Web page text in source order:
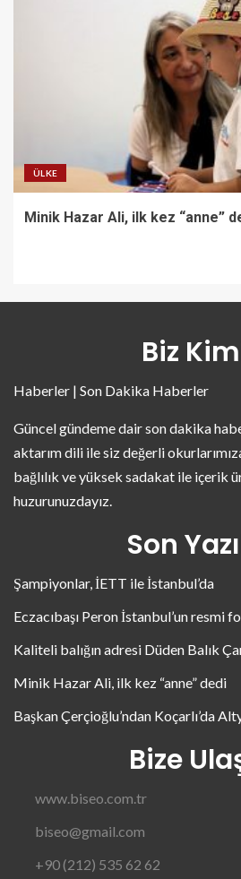
ÜLKE
Minik Hazar Ali, ilk kez “anne”
Biz
Haberler | Son Dakika Haberler
Güncel gündeme dair son dakika
aktarım dili ile siz değerli
bağlılık ve yüksek sadakat ile içerik
huzurunuzdayız.
Son
Şampiyonlar, İETT ile İstanbul’da
Eczacıbaşı Peron İstanbul’un resmi
Kaliteli balığın adresi Düden Balık
Minik Hazar Ali, ilk kez “anne” dedi
Başkan Çerçioğlu’ndan Koçarlı’da
Bize
www.biseo.com.tr
biseo@gmail.com
+90 (212) 535 62 62